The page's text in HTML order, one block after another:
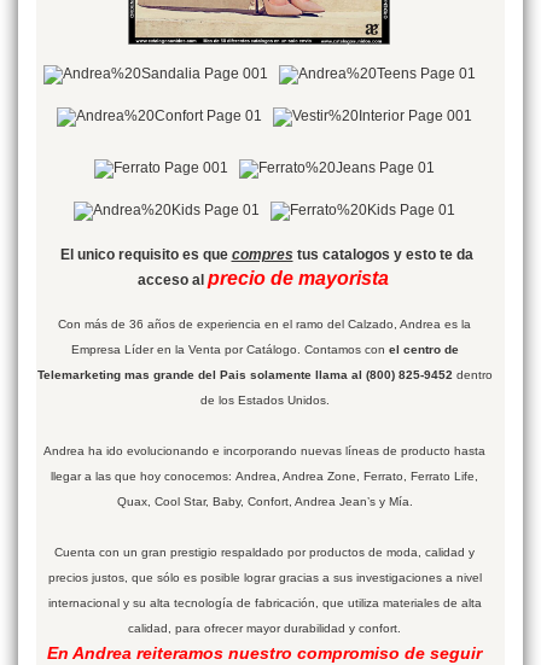
El unico requisito es que compres tus catalogos y esto te da
acceso al precio de mayorista
Con más de 36 años de experiencia en el ramo del Calzado, Andrea es la
Empresa Líder en la Venta por Catálogo. Contamos con el centro de
Telemarketing mas grande del Pais solamente llama al (800) 825-9452 dentro
de los Estados Unidos.
Andrea ha ido evolucionando e incorporando nuevas líneas de producto hasta
llegar a las que hoy conocemos: Andrea, Andrea Zone, Ferrato, Ferrato Life,
Quax, Cool Star, Baby, Confort, Andrea Jean’s y Mía.
Cuenta con un gran prestigio respaldado por productos de moda, calidad y
precios justos, que sólo es posible lograr gracias a sus investigaciones a nivel
internacional y su alta tecnología de fabricación, que utiliza materiales de alta
calidad, para ofrecer mayor durabilidad y confort.
En Andrea reiteramos nuestro compromiso de seguir